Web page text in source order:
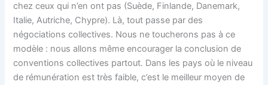
chez ceux qui n’en ont pas (Suède, Finlande, Danemark,
Italie, Autriche, Chypre). Là, tout passe par des
négociations collectives. Nous ne toucherons pas à ce
modèle : nous allons même encourager la conclusion de
conventions collectives partout. Dans les pays où le niveau
de rémunération est très faible, c’est le meilleur moyen de